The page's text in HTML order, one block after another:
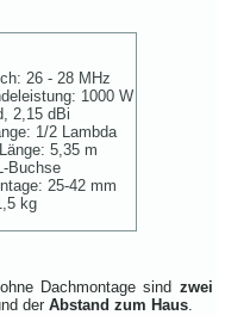
26 - 28 MHz
1000 W
2,15 dBi
1/2 Lambda
5,35 m
Buchse
25-42 mm
kg
Dachmontage sind zwei
derAbstand zum Haus